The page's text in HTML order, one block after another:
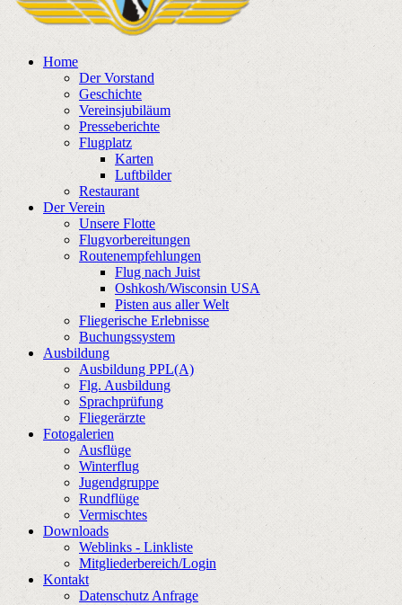
Home
Der Vorstand
Geschichte
Vereinsjubiläum
Presseberichte
Flugplatz
Karten
Luftbilder
Restaurant
Der Verein
Unsere Flotte
Flugvorbereitungen
Routenempfehlungen
Flug nach Juist
Oshkosh/Wisconsin USA
Pisten aus aller Welt
Fliegerische Erlebnisse
Buchungssystem
Ausbildung
Ausbildung PPL(A)
Flg. Ausbildung
Sprachprüfung
Fliegerärzte
Fotogalerien
Ausflüge
Winterflug
Jugendgruppe
Rundflüge
Vermischtes
Downloads
Weblinks - Linkliste
Mitgliederbereich/Login
Kontakt
Datenschutz Anfrage